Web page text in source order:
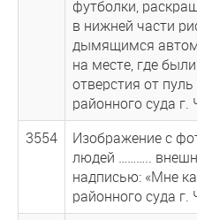
футболки,
в нижней части
дымящимся
на месте, где
отверстия от
районного суда
3554
Изображение с
людей ………..
надписью: «Мне
районного суда